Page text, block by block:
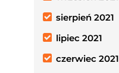
sierpień 2021
lipiec 2021
czerwiec 2021